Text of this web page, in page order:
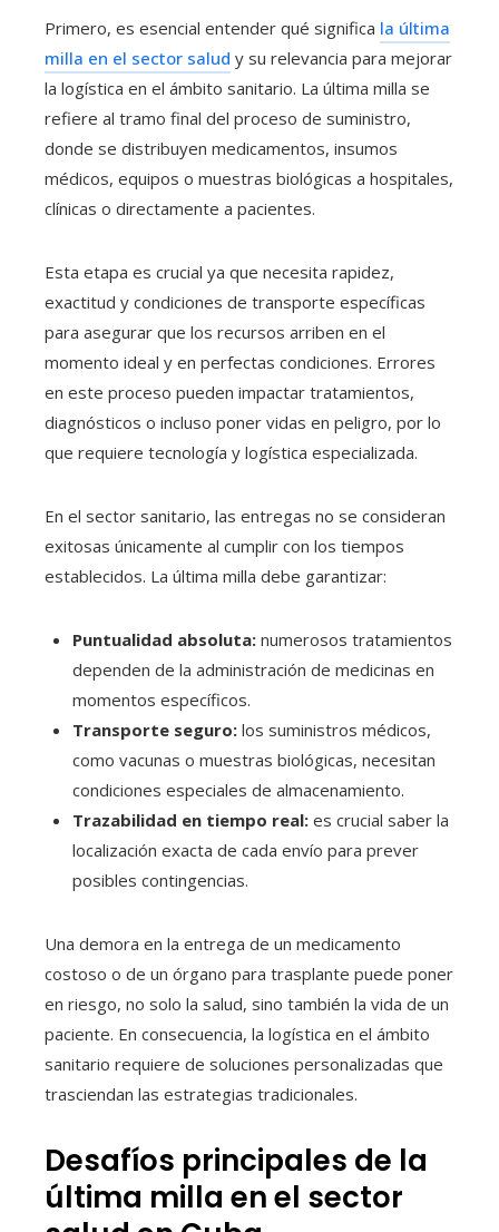
Primero, es esencial entender qué significa la última
milla en el sector salud y su relevancia para mejorar
la logística en el ámbito sanitario. La última milla se
refiere al tramo final del proceso de suministro,
donde se distribuyen medicamentos, insumos
médicos, equipos o muestras biológicas a hospitales,
clínicas o directamente a pacientes.
Esta etapa es crucial ya que necesita rapidez,
exactitud y condiciones de transporte específicas
para asegurar que los recursos arriben en el
momento ideal y en perfectas condiciones. Errores
en este proceso pueden impactar tratamientos,
diagnósticos o incluso poner vidas en peligro, por lo
que requiere tecnología y logística especializada.
En el sector sanitario, las entregas no se consideran
exitosas únicamente al cumplir con los tiempos
establecidos. La última milla debe garantizar:
Puntualidad absoluta: numerosos tratamientos
dependen de la administración de medicinas en
momentos específicos.
Transporte seguro: los suministros médicos,
como vacunas o muestras biológicas, necesitan
condiciones especiales de almacenamiento.
Trazabilidad en tiempo real: es crucial saber la
localización exacta de cada envío para prever
posibles contingencias.
Una demora en la entrega de un medicamento
costoso o de un órgano para trasplante puede poner
en riesgo, no solo la salud, sino también la vida de un
paciente. En consecuencia, la logística en el ámbito
sanitario requiere de soluciones personalizadas que
trasciendan las estrategias tradicionales.
Desafíos principales de la
última milla en el sector